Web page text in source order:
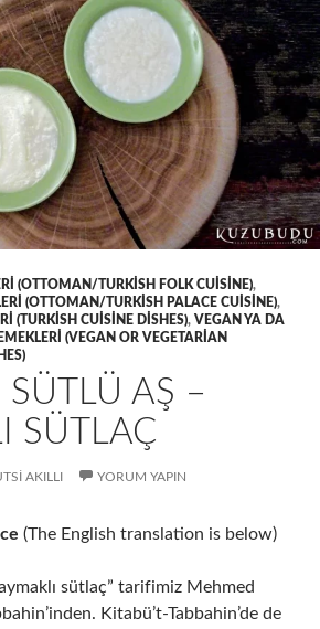
(OTTOMAN/TURKISH FOLK CUISINE),
(OTTOMAN/TURKISH PALACE CUISINE),
(TURKISH CUISINE DISHES), VEGAN YA DA
(VEGAN OR VEGETARIAN
AŞ –
SÜTLAÇ
AKILLI YORUM YAPIN
(The English translation is below)
sütlaç” tarifimiz Mehmed
Kitabü’t-Tabbahin’de de